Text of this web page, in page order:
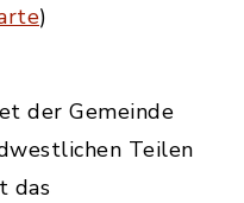
)
der Gemeinde
Teilen
das